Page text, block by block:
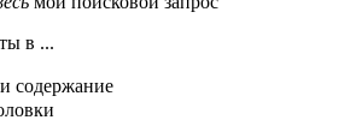
в ...
содержание